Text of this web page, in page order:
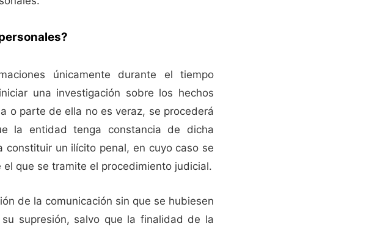
únicamente durante el tiempo
una investigación sobre los hechos
o parte de ella no es veraz, se procederá
la entidad tenga constancia de dicha
un ilícito penal, en cuyo caso se
que se tramite el procedimiento judicial.
de la comunicación sin que se hubiesen
supresión, salvo que la finalidad de la